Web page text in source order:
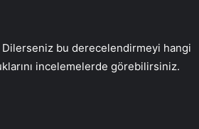
Dilerseniz bu derecelendirmeyi hangi
incelemelerde görebilirsiniz.